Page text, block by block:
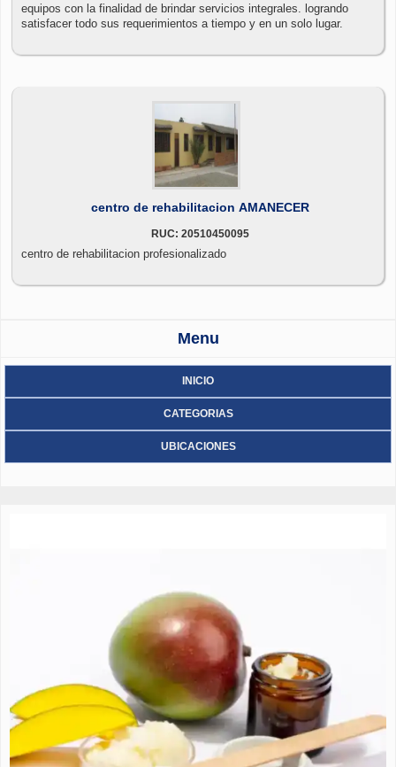
equipos con la finalidad de brindar servicios integrales. logrando
satisfacer todo sus requerimientos a tiempo y en un solo lugar.
centro de rehabilitacion AMANECER
RUC: 20510450095
centro de rehabilitacion profesionalizado
Menu
INICIO
CATEGORIAS
UBICACIONES